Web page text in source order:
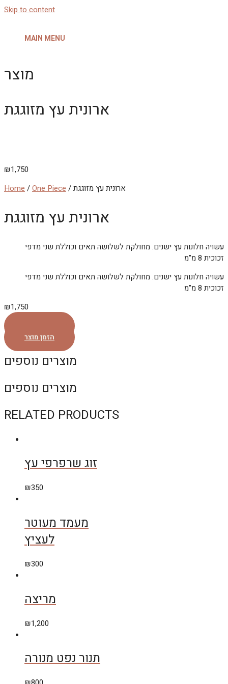
Skip to content
MAIN MENU
מוצר
ארונית עץ מזוגגת
₪1,750
Home /One Piece / ארונית עץ מזוגגת
ארונית עץ מזוגגת
עשויה חלונות עץ ישנים. מחולקת לשלושה תאים וכוללת שני מדפי
זכוכית 8 מ”מ
עשויה חלונות עץ ישנים. מחולקת לשלושה תאים וכוללת שני מדפי
זכוכית 8 מ”מ
₪1,750
הזמן מוצר
מוצרים נוספים
מוצרים נוספים
RELATED PRODUCTS
זוג שרפרפי עץ
₪350
מעמד מעוטר
לעציץ
₪300
מריצה
₪1,200
תנור נפט מנורה